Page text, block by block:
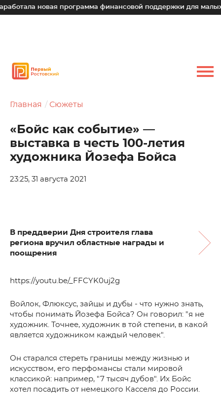
новая программа финансовой поддержки для малых
Главная Сюжеты
«Бойс как событие» —
выставка в честь 100-летия
художника Йозефа Бойса
23:25, 31 августа 2021
В преддверии Дня строителя глава
региона вручил областные награды и
поощрения
https://youtu.be/_FFCYK0uj2g
Войлок, Флюксус, зайцы и дубы - что нужно знать,
чтобы понимать Йозефа Бойса? Он говорил: "я не
художник. Точнее, художник в той степени, в какой
является художником каждый человек".
Он старался стереть границы между жизнью и
искусством, его перфомансы стали мировой
классикой: например, "7 тысяч дубов". Их Бойс
хотел посадить от немецкого Касселя до России.